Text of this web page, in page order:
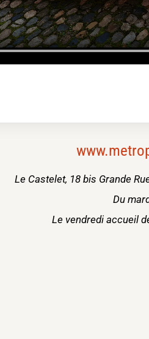
Le Castelet, 18 bis Grande
Du
Le vendredi accueil